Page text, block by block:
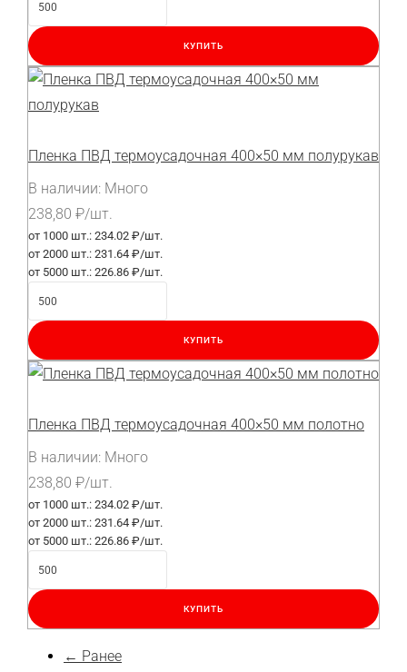
КУПИТЬ
Пленка ПВД термоусадочная 400×50 мм полурукав
В наличии: Много
238,80 ₽/шт.
от 1000 шт.: 234.02 ₽/шт.
от 2000 шт.: 231.64 ₽/шт.
от 5000 шт.: 226.86 ₽/шт.
КУПИТЬ
Пленка ПВД термоусадочная 400×50 мм полотно
В наличии: Много
238,80 ₽/шт.
от 1000 шт.: 234.02 ₽/шт.
от 2000 шт.: 231.64 ₽/шт.
от 5000 шт.: 226.86 ₽/шт.
КУПИТЬ
← Ранее